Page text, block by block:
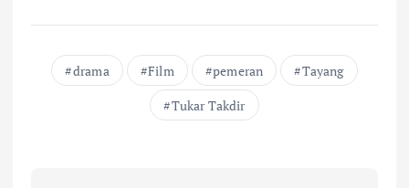
e
b
o
it
te
r
ai
l
at
s
A
p
p
y
Li
n
ar
e
drama Film pemeran
Tayang
Tukar Takdir